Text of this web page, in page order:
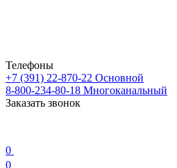
Телефоны
+7 (391) 22-870-22 Основной
8-800-234-80-18 Многоканальный
Заказать звонок
0
0